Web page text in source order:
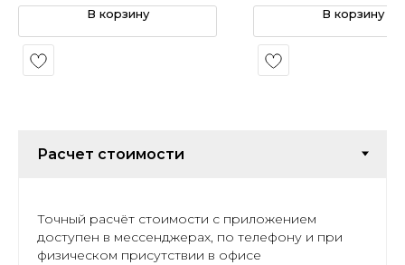
В корзину В корзину
Точный расчёт стоимости с приложением
доступен в мессенджерах, по телефону и при
физическом присутствии в офисе